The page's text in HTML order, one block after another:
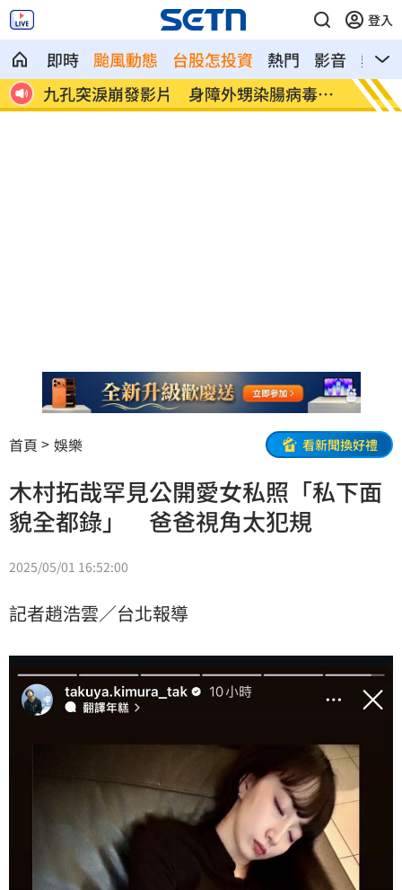
登入
即時 颱風動態 台股怎投資 熱門 影音
熱搜
險
女律師詐慈濟10.6億爽躺金條 搜索畫面
曝
夏莉
曝
首頁 娛樂 看新聞換好禮
木村拓哉罕見公開愛女私照「私下面
貌全都錄」 爸爸視角太犯規
2025/05/01 16:52:00
記者趙浩雲／台北報導